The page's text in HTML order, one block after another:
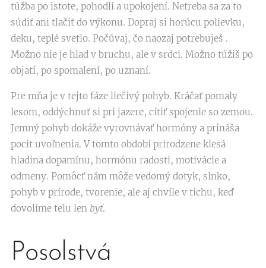
túžba po istote, pohodlí a upokojení. Netreba sa za to
súdiť ani tlačiť do výkonu. Dopraj si horúcu polievku,
deku, teplé svetlo. Počúvaj, čo naozaj potrebuješ .
Možno nie je hlad v bruchu, ale v srdci. Možno túžiš po
objatí, po spomalení, po uznaní.
Pre mňa je v tejto fáze liečivý pohyb. Kráčať pomaly
lesom, oddýchnuť si pri jazere, cítiť spojenie so zemou.
Jemný pohyb dokáže vyrovnávať hormóny a prináša
pocit uvoľnenia. V tomto období prirodzene klesá
hladina dopamínu, hormónu radosti, motivácie a
odmeny. Pomôcť nám môže vedomý dotyk, slnko,
pohyb v prírode, tvorenie, ale aj chvíle v tichu, keď
dovolíme telu len byť.
Posolstvá